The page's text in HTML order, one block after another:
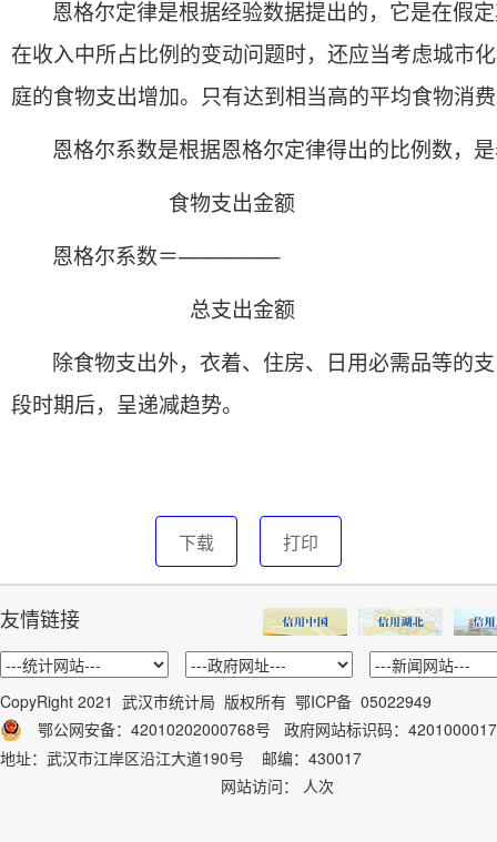
恩格尔定律是根据经验数据提出的，它是在假
在收入中所占比例的变动问题时，还应当考虑城市
庭的食物支出增加。只有达到相当高的平均食物消
恩格尔系数是根据恩格尔定律得出的比例数，
食物支出金额
恩格尔系数＝───────
总支出金额
除食物支出外，衣着、住房、日用必需品等的
段时期后，呈递减趋势。
下载 打印
友情链接
CopyRight 2021 武汉市统计局 版权所有 鄂ICP备 05022949
鄂公网安备：42010202000768号 政府网站标识码： 4201000017
地址：武汉市江岸区沿江大道190号 邮编：430017
网站访问： 人次